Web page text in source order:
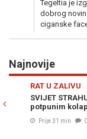
Tegeltia je
dobrog
ciganske
Najnovije
RAT U ZALIVU
SVIJET STRAHUJE
potpunim
Prije 31 min 0